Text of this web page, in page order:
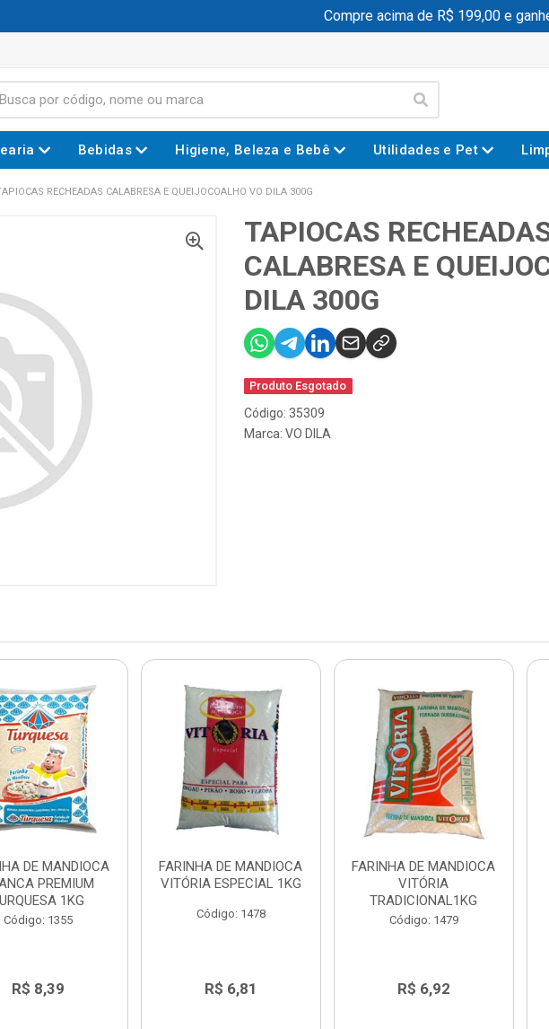
Compre acima de R$ 199,00 e ganhe
Bebidas Higiene, Beleza e Bebê Utilidades e Pet
RECHEADAS CALABRESA E QUEIJOCOALHO VO DILA 300G
TAPIOCAS
CALABRESA E
DILA 300G
Produto Esgotado
Código: 35309
Marca: VO DILA
DE MANDIOCA
PREMIUM
1KG
Código: 1355
R$ 8,39
FARINHA DE MANDIOCA
VITÓRIA ESPECIAL 1KG
Código: 1478
R$ 6,81
FARINHA DE MANDIOCA
VITÓRIA
TRADICIONAL1KG
Código: 1479
R$ 6,92